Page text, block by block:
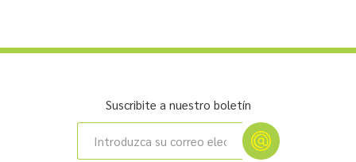
Suscribite a nuestro boletín